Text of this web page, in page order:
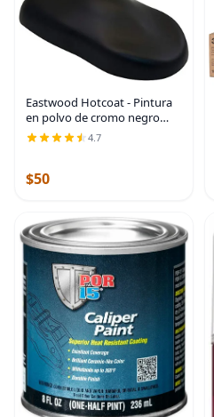
Eastwood Hotcoat - Pintura
en polvo de cromo negro
(236.6 ml), duradera, con
acabado suave, resistente a
químicos
4.7
$50